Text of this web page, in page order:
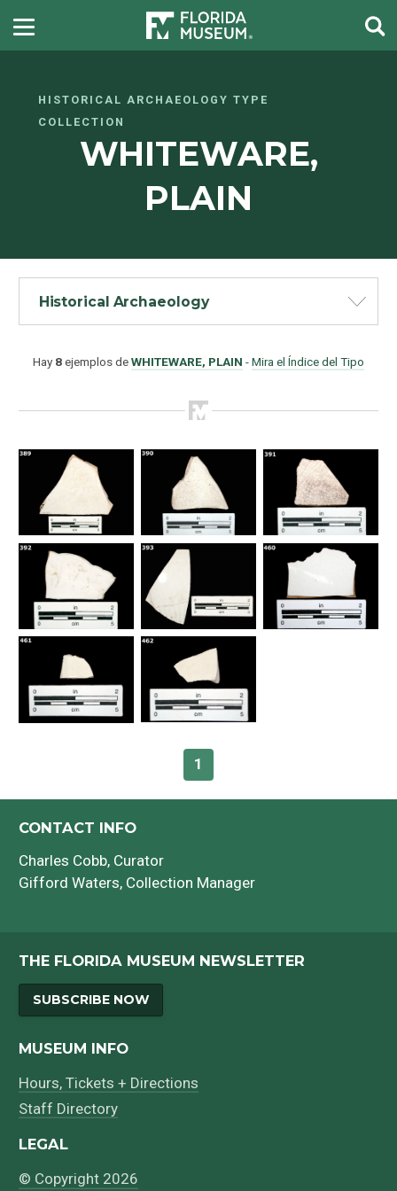
HISTORICAL ARCHAEOLOGY TYPE
COLLECTION
WHITEWARE,
PLAIN
Historical Archaeology
Como Utilizar
Introducción a la Identificación Cerámica
Lista Tipológica
Navegar y Buscar
Bibliografía
Hay 8ejemplos deWHITEWARE, PLAIN -Mira el Índice del Tipo
1
CONTACT INFO
Charles Cobb, Curator
Gifford Waters, Collection Manager
THE FLORIDA MUSEUM NEWSLETTER
SUBSCRIBE NOW
MUSEUM INFO
Hours, Tickets + Directions
Staff Directory
LEGAL
© Copyright 2026